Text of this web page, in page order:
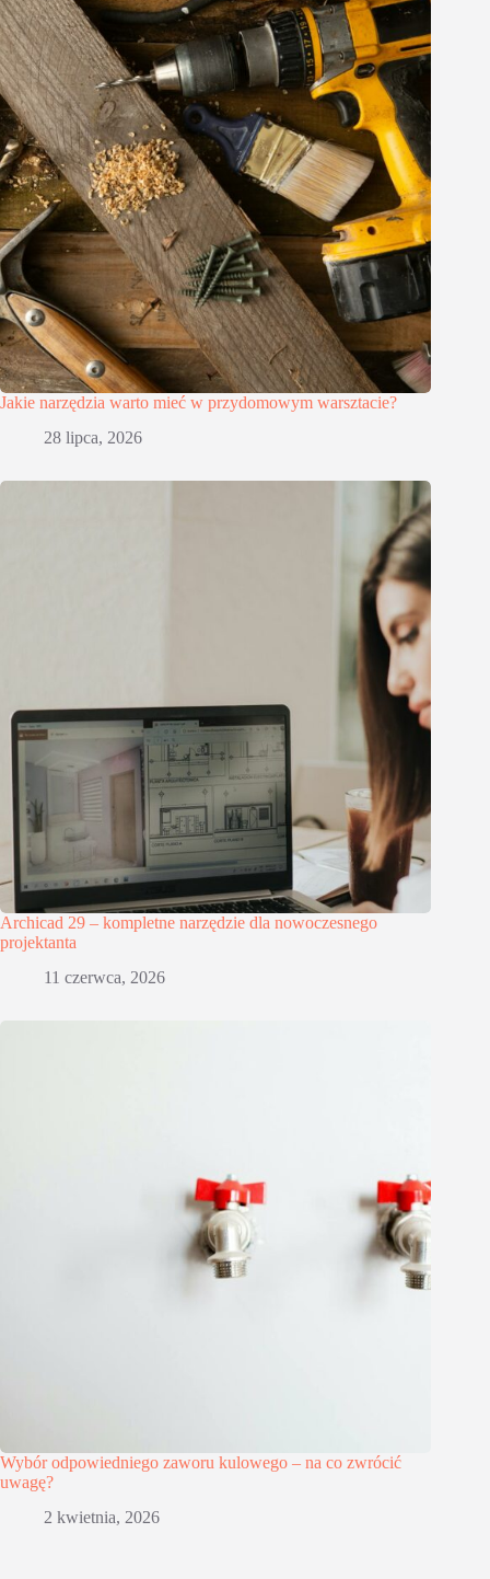
Jakie narzędzia warto mieć w przydomowym warsztacie?
28 lipca, 2026
Archicad 29 – kompletne narzędzie dla nowoczesnego
projektanta
11 czerwca, 2026
Wybór odpowiedniego zaworu kulowego – na co zwrócić
uwagę?
2 kwietnia, 2026